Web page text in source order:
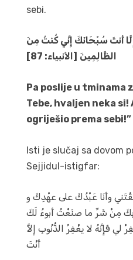
sebi.
أَنتَ سُبْحَانَكَ إِنِّي كُنتُ مِنَ
الظَّالِمِينَ [الأنبياء: 87]
Pa poslije u tminama
Tebe, hvaljen neka si!
ogriješio prema sebi!”
Isti je slučaj sa dovom
Sejjidul-istigfar:
وأَنَا عَبْدُكَ على عهْدِكَ و
مِنْ شَرِّ ما صنَعْتُ أَبوءُ لَكَ
لي فَإِنَّهُ لا يغْفِرُ الذُّنُوبِ إِلاَّ
أَنْتَ